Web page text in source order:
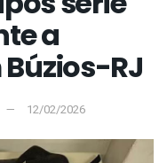
a
RJ
12/02/2026